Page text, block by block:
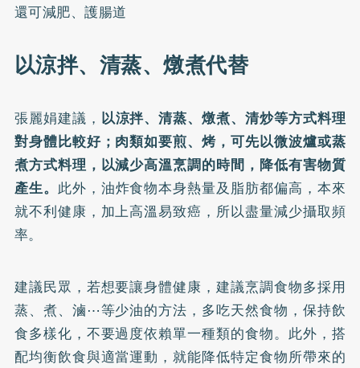
還可減肥、護腸道
以涼拌、清蒸、燉煮代替
張麗娟建議， 以涼拌、清蒸、燉煮、清炒等方式料理
對身體比較好；肉類如要煎、烤，可先以微波爐或蒸
煮方式料理，以減少高溫烹調的時間，降低有害物質
產生。 此外，油炸食物本身熱量及脂肪都偏高，本來
就不利健康，加上高溫易致癌，所以盡量減少攝取頻
率。
建議民眾，若想要讓身體健康，建議烹調食物多採用
蒸、煮、滷⋯等少油的方法，多吃天然食物，保持飲
食多樣化，不要過度依賴單一種類的食物。此外，搭
配均衡飲食與適當運動，就能降低特定食物所帶來的